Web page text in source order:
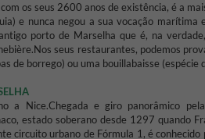
os seus 2600 anos de existência, é a
e nunca negou a sua vocação
porto de Marselha que é, na
Nos seus restaurantes, podemos
de borrego) ou uma bouillabaisse (espécie
a Nice.Chegada e giro panorâmico
estado soberano desde 1297 quando
circuito urbano de Fórmula 1, é conhecido